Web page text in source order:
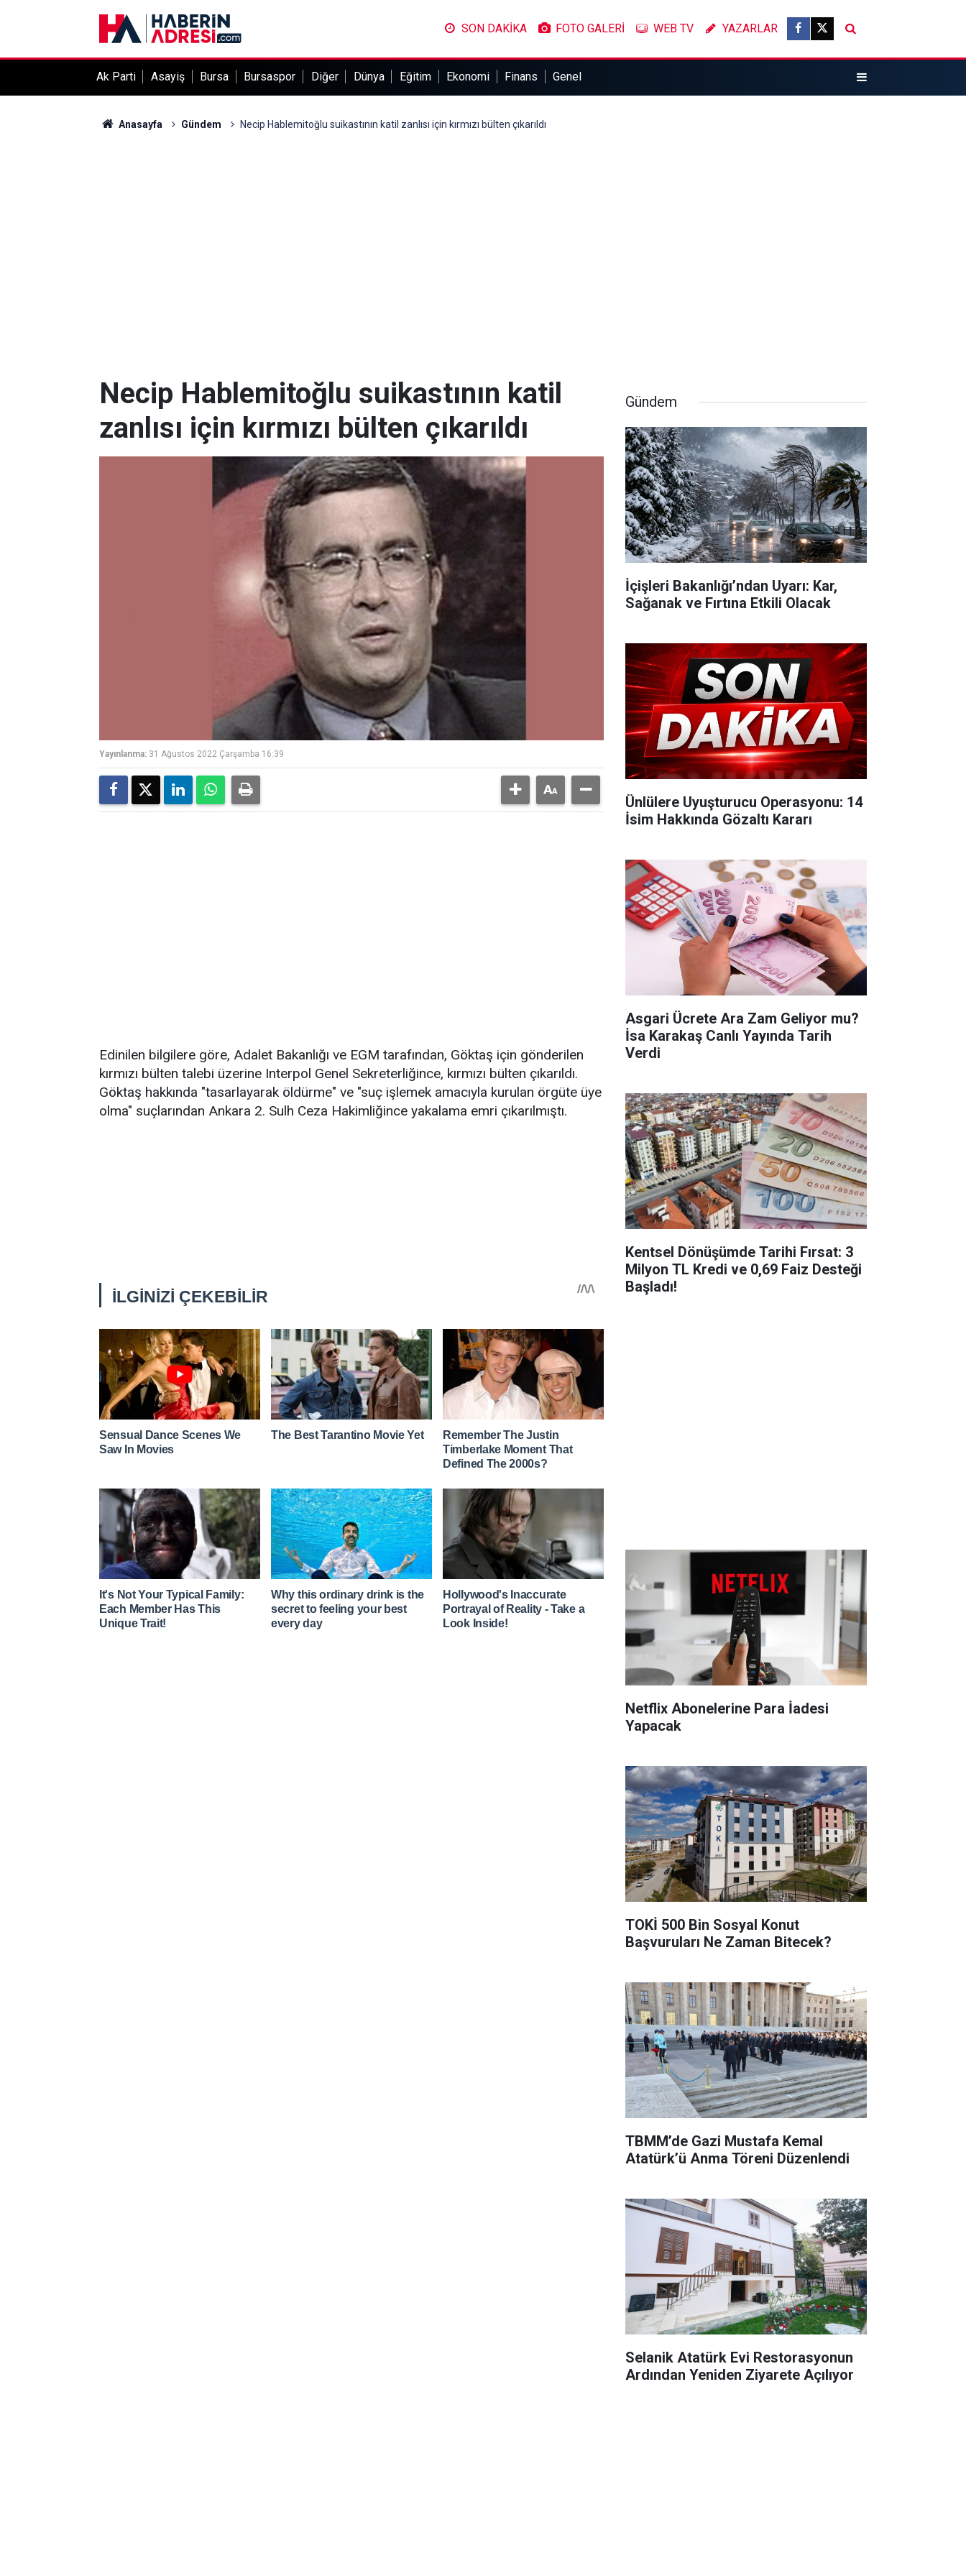
SON DAKİKA FOTO GALERİ WEB TV YAZARLAR
Ak Parti Asayiş Bursa Bursaspor Diğer Dünya Eğitim Ekonomi Finans Genel
Anasayfa Gündem Necip Hablemitoğlu suikastının katil zanlısı için kırmızı bülten çıkarıldı
Necip Hablemitoğlu suikastının katil
zanlısı için kırmızı bülten çıkarıldı
Yayınlanma: 31 Ağustos 2022 Çarşamba 16:39
Edinilen bilgilere göre, Adalet Bakanlığı ve EGM tarafından, Göktaş için gönderilen
kırmızı bülten talebi üzerine Interpol Genel Sekreterliğince, kırmızı bülten çıkarıldı.
Göktaş hakkında "tasarlayarak öldürme" ve "suç işlemek amacıyla kurulan örgüte üye
olma" suçlarından Ankara 2. Sulh Ceza Hakimliğince yakalama emri çıkarılmıştı.
Gündem
İçişleri Bakanlığı’ndan Uyarı: Kar,
Sağanak ve Fırtına Etkili Olacak
Ünlülere Uyuşturucu Operasyonu: 14
İsim Hakkında Gözaltı Kararı
Asgari Ücrete Ara Zam Geliyor mu?
İsa Karakaş Canlı Yayında Tarih
Verdi
Kentsel Dönüşümde Tarihi Fırsat: 3
Milyon TL Kredi ve 0,69 Faiz Desteği
Başladı!
Netflix Abonelerine Para İadesi
Yapacak
TOKİ 500 Bin Sosyal Konut
Başvuruları Ne Zaman Bitecek?
TBMM’de Gazi Mustafa Kemal
Atatürk’ü Anma Töreni Düzenlendi
Selanik Atatürk Evi Restorasyonun
Ardından Yeniden Ziyarete Açılıyor